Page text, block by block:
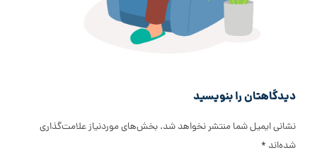
دیدگاهتان را بنویسید
نشانی ایمیل شما منتشر نخواهد شد.بخش‌های موردنیاز علامت‌گذاری
شده‌اند *